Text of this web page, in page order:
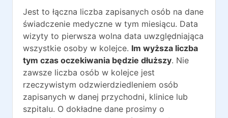
Jest to łączna liczba zapisanych osób na dane
świadczenie medyczne w tym miesiącu. Data
wizyty to pierwsza wolna data uwzględniająca
wszystkie osoby w kolejce. Im wyższa liczba
tym czas oczekiwania będzie dłuższy. Nie
zawsze liczba osób w kolejce jest
rzeczywistym odzwierdziedleniem osób
zapisanych w danej przychodni, klinice lub
szpitalu. O dokładne dane prosimy o